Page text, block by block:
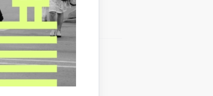
Satiksme
šķēršļus un
situācijām